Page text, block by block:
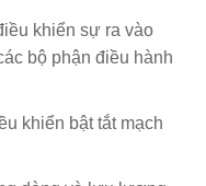
khiển sự ra vào
bộ phận điều hành
khiển bật tắt mạch